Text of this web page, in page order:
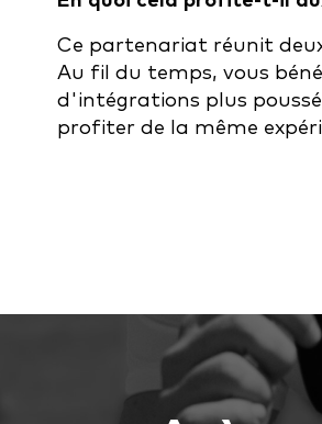
Ce partenariat réunit
Au fil du temps, vous
d'intégrations plus
profiter de la même